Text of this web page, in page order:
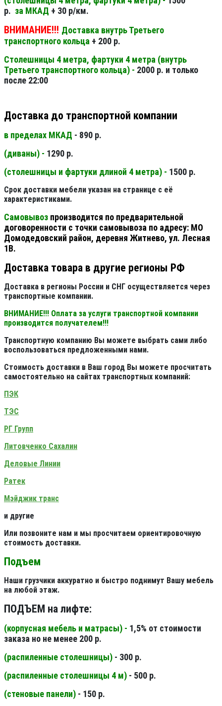
р. за МКАД + 30 р/км.
ВНИМАНИЕ!!! Доставка внутрь Третьего
транспортного кольца + 200 р.
Столешницы 4 метра, фартуки 4 метра (внутрь
Третьего транспортного кольца) - 2000 р. и только
после 22:00
Доставка до транспортной компании
в пределах МКАД - 890 р.
(диваны) - 1290 р.
(столешницы и фартуки длиной 4 метра) - 1500 р.
Срок доставки мебели указан на странице с её
характеристиками.
Самовывоз производится по предварительной
договоренности с точки самовывоза по адресу: МО
Домодедовский район, деревня Житнево, ул. Лесная
1В.
Доставка товара в другие регионы РФ
Доставка в регионы России и СНГ осуществляется через
транспортные компании.
ВНИМАНИЕ!!! Оплата за услуги транспортной компании
производится получателем!!!
Транспортную компанию Вы можете выбрать сами либо
воспользоваться предложенными нами.
Стоимость доставки в Ваш город Вы можете просчитать
самостоятельно на сайтах транспортных компаний:
ПЭК
ТЭС
РГ Групп
Литовченко Сахалин
Деловые Линии
Ратек
Мэйджик транс
и другие
Или позвоните нам и мы просчитаем ориентировочную
стоимость доставки.
Подъем
Наши грузчики аккуратно и быстро поднимут Вашу мебель
на любой этаж.
ПОДЪЕМ на лифте:
(корпусная мебель и матрасы) - 1,5% от стоимости
заказа но не менее 200 р.
(распиленные столешницы) - 300 р.
(распиленные столешницы 4 м) - 500 р.
(стеновые панели) - 150 р.